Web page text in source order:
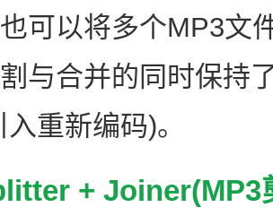
可以将多个MP3文
与合并的同时保持
重新编码)。
+ Joiner(MP3